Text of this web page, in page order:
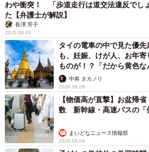
わや衝突！ 「歩道走行は道交法違反でし
た【弁護士が解説】
長澤 芳子
2026.08.06
タイの電車の中で見た優
も、妊娠、けが人、お年
ものが！？「だから黄色な
中将 タカノリ
2026.08.06
【物価高が直撃】お盆帰
数 新幹線・高速バスの「
まいどなニュース情報部
2026.08.06